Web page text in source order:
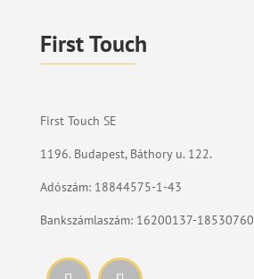
First Touch
First Touch SE
1196. Budapest, Báthory u. 122.
Adószám: 18844575-1-43
Bankszámlaszám: 16200137-18530760